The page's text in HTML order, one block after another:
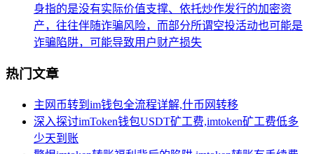
身指的是没有实际价值支撑、依托炒作发行的加密资
产，往往伴随诈骗风险，而部分所谓空投活动也可能是
诈骗陷阱，可能导致用户财产损失
热门文章
主网币转到im钱包全流程详解,什币网转移
深入探讨imToken钱包USDT矿工费,imtoken矿工费低多
少天到账